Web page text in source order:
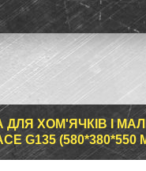
ДЛЯ ХОМ'ЯЧКІВ І
G135 (580*380*550